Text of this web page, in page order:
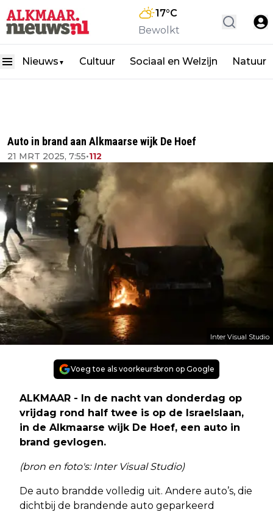
17°C
Bewolkt
Nieuws ▼ Cultuur Sociaal en Welzijn Natuur
Auto in brand aan Alkmaarse wijk De Hoef
21 MRT 2025, 7:55•112
Inter Visual Studio
Voeg toe als voorkeursbron op Google
ALKMAAR - In de nacht van donderdag op
vrijdag rond half twee is op de Israelslaan,
in de Alkmaarse wijk De Hoef, een auto in
brand gevlogen.
(bron en foto's: Inter Visual Studio)
De auto brandde volledig uit. Andere auto’s, die
dichtbij de brandende auto geparkeerd